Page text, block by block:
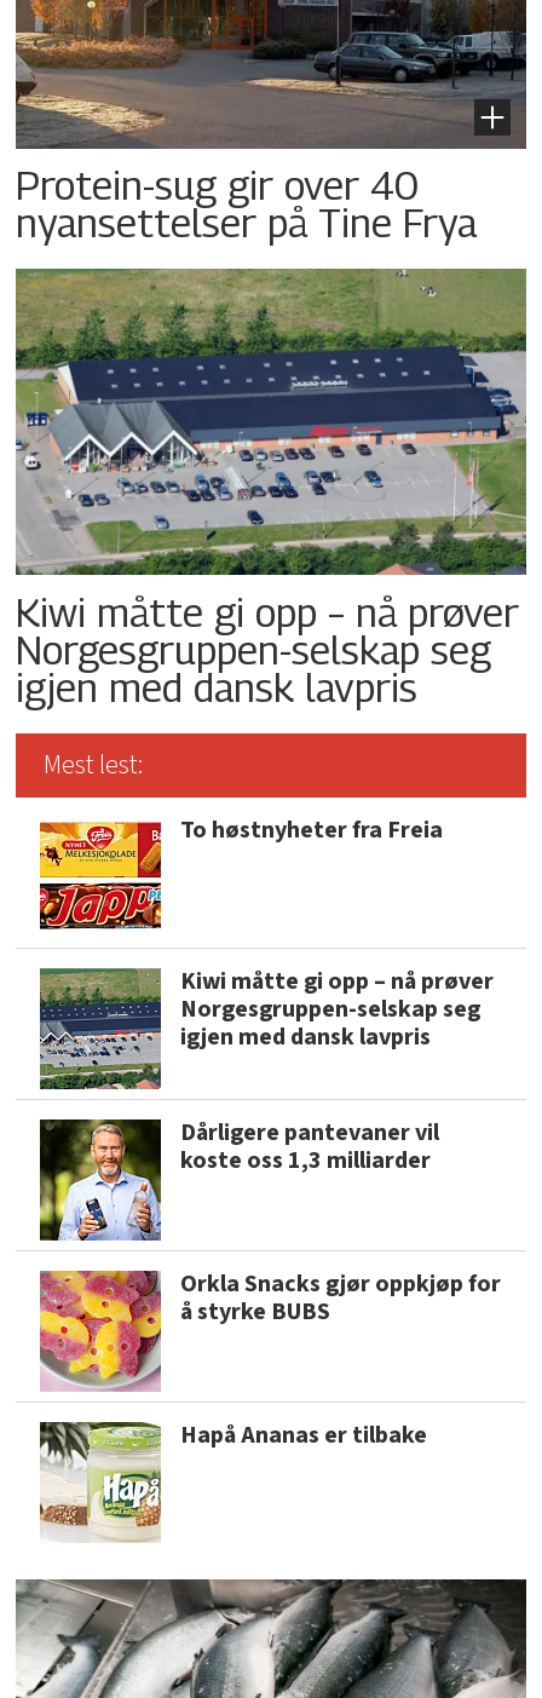
Protein-sug gir over 40
nyansettelser på Tine Frya
Kiwi måtte gi opp – nå prøver
Norgesgruppen-selskap seg
igjen med dansk lavpris
Mest lest:
To høstnyheter fra Freia
Kiwi måtte gi opp – nå prøver
Norgesgruppen-selskap seg
igjen med dansk lavpris
Dårligere pantevaner vil
koste oss 1,3 milliarder
Orkla Snacks gjør oppkjøp for
å styrke BUBS
Hapå Ananas er tilbake